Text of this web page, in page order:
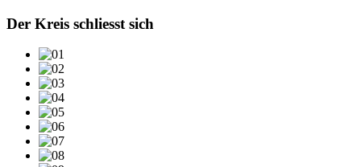
Der Kreis schliesst sich